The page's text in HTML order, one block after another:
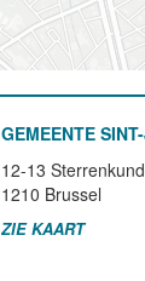
GEMEENTE
12-13
1210 Brussel
ZIE KAART